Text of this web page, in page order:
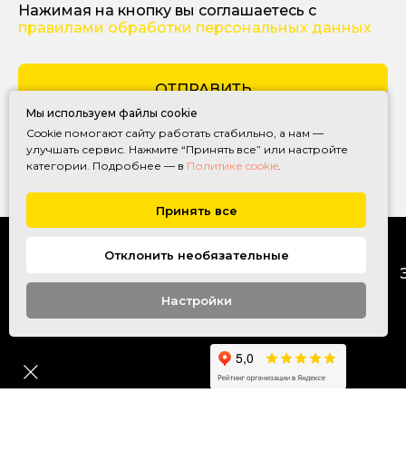
Нажимая на кнопку вы соглашаетесь с
правилами обработки персональных данных
ОТПРАВИТЬ
Мы используем файлы cookie
Cookie помогают сайту работать стабильно, а нам —
улучшать сервис. Нажмите “Принять все” или настройте
категории. Подробнее — в Политике cookie
Принять все
Отклонить необязательные
Настройки